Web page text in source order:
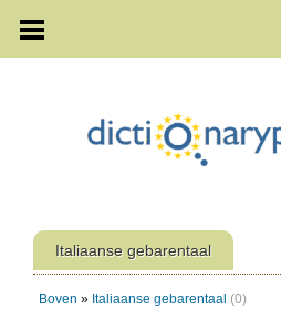
Italiaanse gebarentaal
Boven » Italiaanse gebarentaal (0)